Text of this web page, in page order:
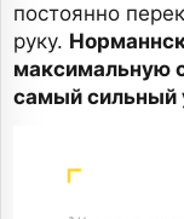
постоянно
руку.
максимальную
самый сильный